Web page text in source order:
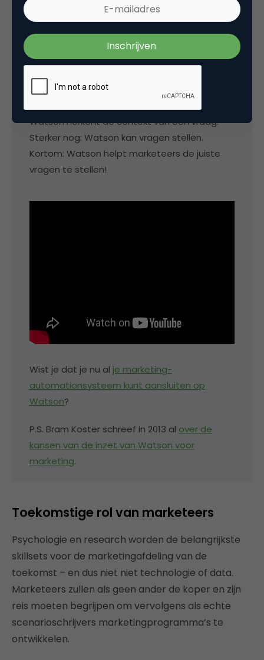
option. [bron:Wikipedia]
IBM Watson
IBM’s beslissingsondersteunende systeem
Watson herkent de context van een vraag.
Sterker nog: Watson kan vragen stellen.
Kortom: Watson helpt marketeers de juiste
vragen te stellen!
Wist je dat je nu al je marketing-
automationsysteem kunt aansluiten op
Watson?
P.S. Bram Koster schreef in 2013 al over de
kansen van de inzet van Watson voor
marketing.
Toekomstige rol van marketeers
Psychologie en research worden de belangrijkste
skillsets voor de marketingafdeling van de
toekomst – en dus niet niet technologie of data.
Marketeers zullen als geen ander de koper en zijn
reis moeten begrijpen om vervolgens als echte
scenarioschrijvers marketingprogramma’s te
ontwikkelen.